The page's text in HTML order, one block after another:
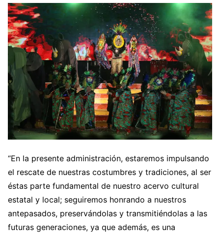
“En la presente administración, estaremos impulsando
el rescate de nuestras costumbres y tradiciones, al ser
éstas parte fundamental de nuestro acervo cultural
estatal y local; seguiremos honrando a nuestros
antepasados, preservándolas y transmitiéndolas a las
futuras generaciones, ya que además, es una